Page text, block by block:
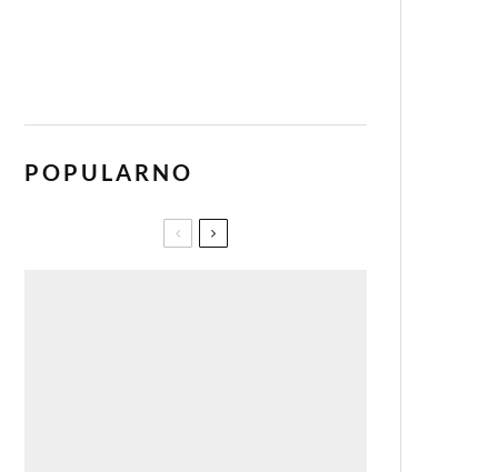
POPULARNO